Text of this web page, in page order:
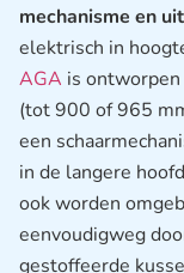
mechanisme en
elektrisch in
AGA is
(tot 900 of 965
een
in de langere
ook worden
eenvoudigweg
gestoffeerde